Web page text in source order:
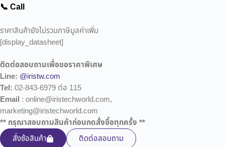
📞 Call
ราคาสินค้ายังไม่รวมภาษีมูลค่าเพิ่ม
[display_datasheet]
ติดต่อสอบถามเพื่อขอราคาพิเศษ
Line: @iristw.com
Tel: 02-843-6979 ต่อ 115
Email : online@iristechworld.com,
marketing@iristechworld.com
** กรุณาสอบถามสินค้าก่อนกดสั่งซื้อทุกครั้ง **
สั่งซ้อสินค้า
ติดต่อสอบถาม